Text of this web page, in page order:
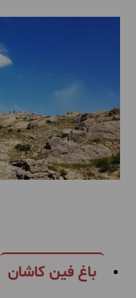
باغ فین کاشان